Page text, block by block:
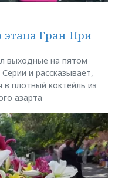
этапа Гран-При
выходные на пятом
и рассказывает,
в плотный коктейль из
азарта